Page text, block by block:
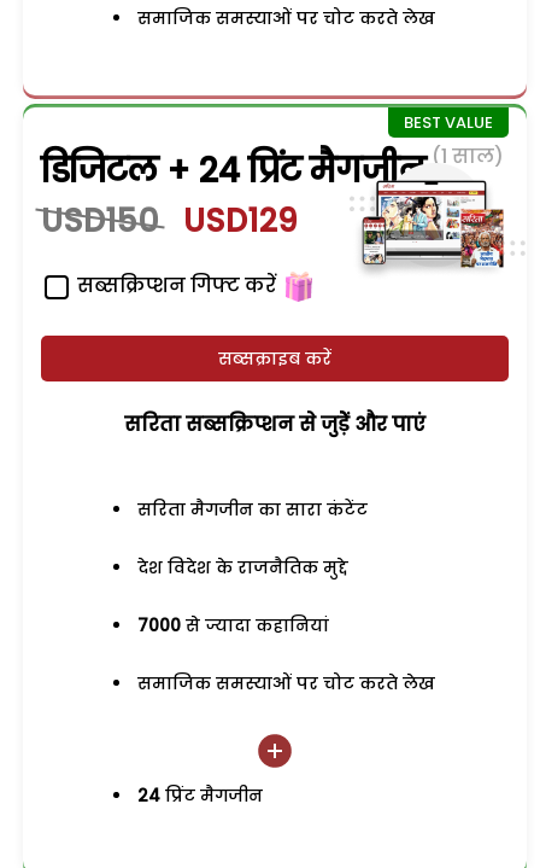
समाजिक समस्याओं पर चोट करते लेख
डिजिटल + 24 प्रिंट मैगजीन (1 साल)
USD150 USD129
सब्सक्रिप्शन गिफ्ट करें
सब्सक्राइब करें
सरिता सब्सक्रिप्शन से जुड़ेें और पाएं
सरिता मैगजीन का सारा कंटेंट
देश विदेश के राजनैतिक मुद्दे
7000 से ज्यादा कहानियां
समाजिक समस्याओं पर चोट करते लेख
24 प्रिंट मैगजीन